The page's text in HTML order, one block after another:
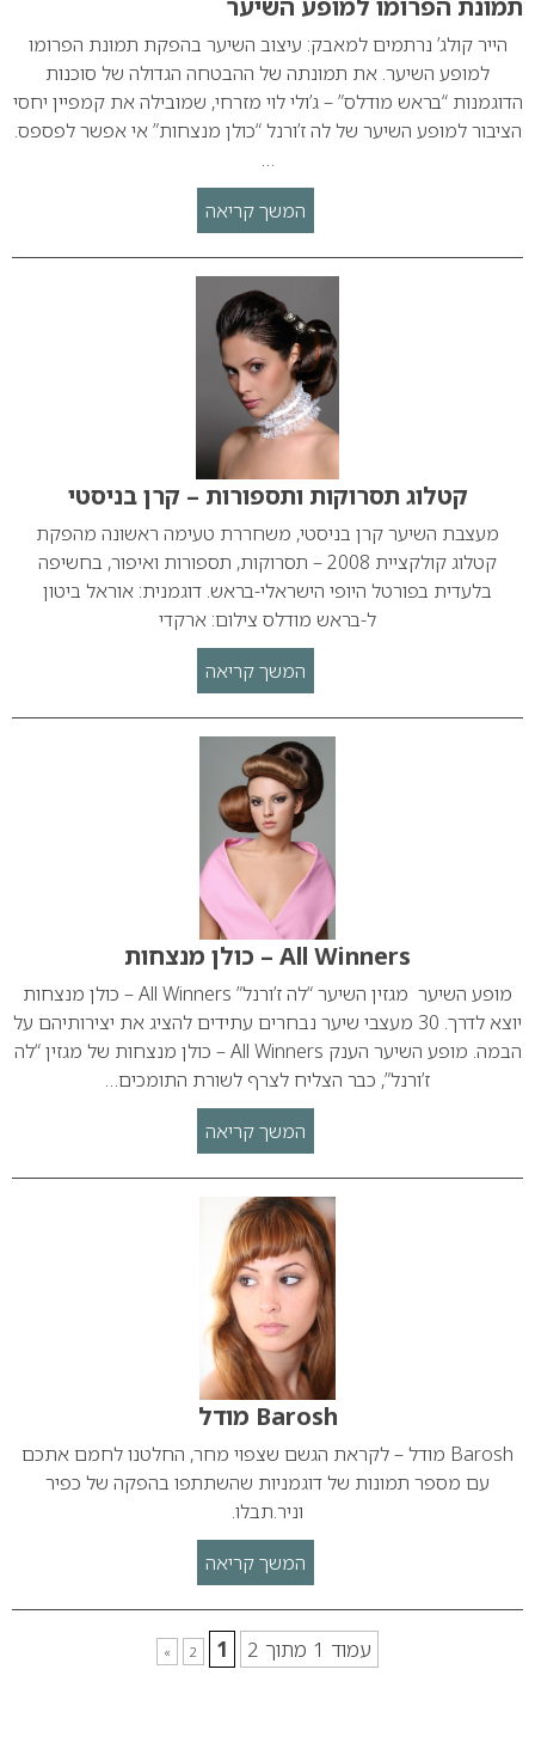
תמונת הפרומו למופע השיער
הייר קולג’ נרתמים למאבק: עיצוב השיער בהפקת תמונת הפרומו
למופע השיער. את תמונתה של ההבטחה הגדולה של סוכנות
הדוגמנות “בראש מודלס” – ג’ולי לוי מזרחי, שמובילה את קמפיין יחסי
הציבור למופע השיער של לה ז’ורנל “כולן מנצחות” אי אפשר לפספס.
…
המשך קריאה
קטלוג תסרוקות ותספורות – קרן בניסטי
מעצבת השיער קרן בניסטי, משחררת טעימה ראשונה מהפקת
קטלוג קולקציית 2008 – תסרוקות, תספורות ואיפור, בחשיפה
בלעדית בפורטל היופי הישראלי-בראש. דוגמנית: אוראל ביטון
ל-בראש מודלס צילום: ארקדי
המשך קריאה
All Winners – כולן מנצחות
מופע השיער מגזין השיער “לה ז’ורנל” All Winners – כולן מנצחות
יוצא לדרך. 30 מעצבי שיער נבחרים עתידים להציג את יצירותיהם על
הבמה. מופע השיער הענק All Winners – כולן מנצחות של מגזין “לה
ז’ורנל”, כבר הצליח לצרף לשורת התומכים…
המשך קריאה
Barosh מודל
Barosh מודל – לקראת הגשם שצפוי מחר, החלטנו לחמם אתכם
עם מספר תמונות של דוגמניות שהשתתפו בהפקה של כפיר
וניר.תבלו.
המשך קריאה
עמוד 1 מתוך 2 1
2
»